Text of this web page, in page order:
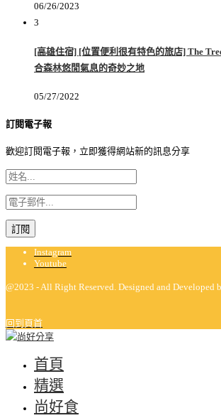
06/26/2023
3
[高雄住宿] [位置便利很有特色的旅店] The
合森林悠閒氣息的奇妙之地
05/27/2022
訂閱電子報
歡迎訂閱電子報，立即獲得網站新的訊息分享
Instagram
Youtube
@2023 - All Right Reserved. Designed and Developed
回到頁首
首頁
精選
尚好食